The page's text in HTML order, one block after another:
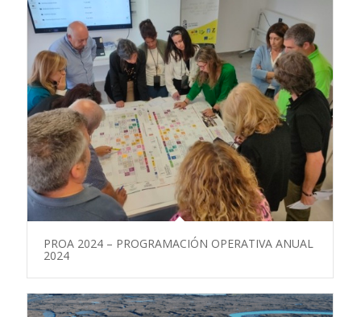
PROA 2024 – PROGRAMACIÓN OPERATIVA ANUAL
2024